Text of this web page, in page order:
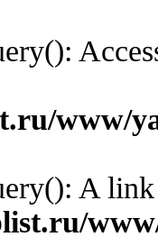
www/
A